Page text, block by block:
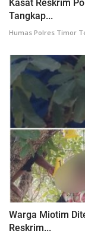
Kasat Reskrim
Tangkap...
Humas Polres Timor
Warga Miotim
Reskrim...